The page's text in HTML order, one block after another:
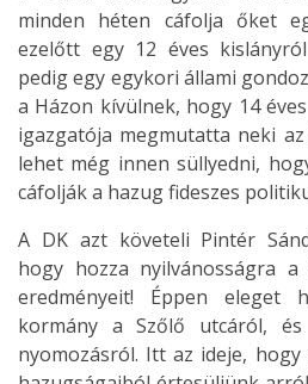
minden héten cáfolja őket
ezelőtt egy 12 éves
pedig egy egykori állami
a Házon kívülnek, hogy 14
igazgatója megmutatta neki
lehet még innen süllyedni,
cáfolják a hazug fideszes
A DK azt követeli Pintér
hogy hozza nyilvánosságra
eredményeit! Éppen eleget
kormány a Szőlő utcáról,
nyomozásról. Itt az ideje,